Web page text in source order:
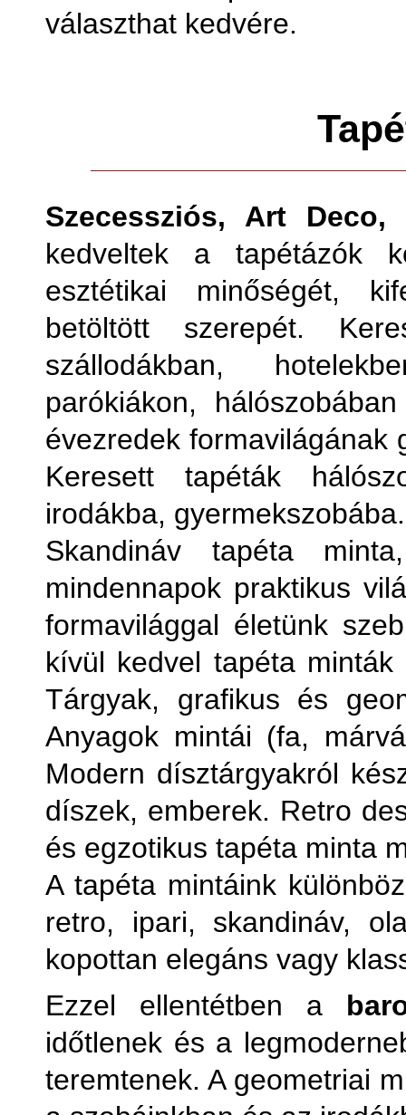
választhat kedvére.
Szecessziós, Art
kedveltek a tapétázók
esztétikai minőségét,
betöltött szerepét.
szállodákban,
parókiákon,
évezredek formavilágának
Keresett tapéták
irodákba,
Skandináv tapéta
mindennapok praktikus
formavilággal életünk
kívül kedvel tapéta
Tárgyak, grafikus és
Anyagok mintái (fa,
Modern dísztárgyakról
díszek, emberek. Retro
és egzotikus tapéta minta
A tapéta mintáink
retro, ipari, skandináv,
kopottan elegáns vagy
Ezzel ellentétben a
időtlenek és a
teremtenek. A geometriai